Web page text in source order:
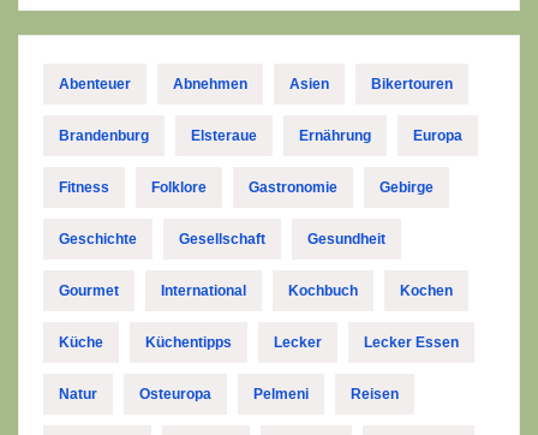
Abenteuer Abnehmen Asien Bikertouren
Brandenburg Elsteraue Ernährung Europa
Fitness Folklore Gastronomie Gebirge
Geschichte Gesellschaft Gesundheit
Gourmet International Kochbuch Kochen
Küche Küchentipps Lecker Lecker Essen
Natur Osteuropa Pelmeni Reisen